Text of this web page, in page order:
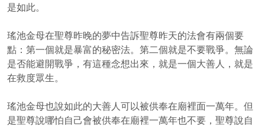
是如此。
瑤池金母在聖尊昨晚的夢中告訴聖尊昨天的法會有兩個要
點：第一個就是暴富的秘密法。第二個就是不要戰爭。無論
是否能避開戰爭，有這種念想出來，就是一個大善人，就是
在救度眾生。
瑤池金母也說如此的大善人可以被供奉在廟裡面一萬年。但
是聖尊說哪怕自己會被供奉在廟裡一萬年也不要，聖尊說自